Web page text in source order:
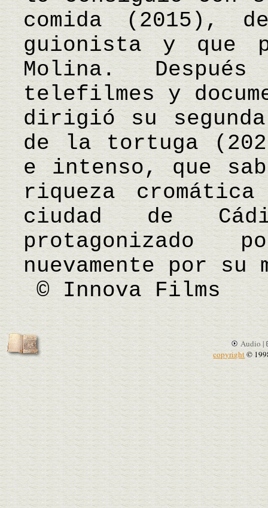
comida (2015),
guionista y que
Molina.
telefilmes y
dirigió su
de la tortuga
e intenso, que
riqueza
ciudad de
nuevamente por
© Innova Films
Audio |
copyright©